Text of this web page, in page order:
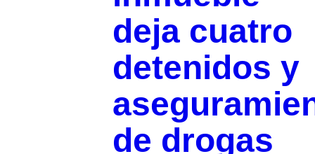
deja cuatro
detenidos y
de drogas